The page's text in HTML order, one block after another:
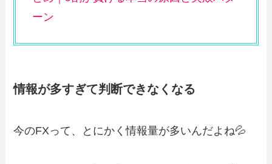
ーン
情報が多すぎて判断できなくなる
今のFXって、とにかく情報量が多いんだよね💦